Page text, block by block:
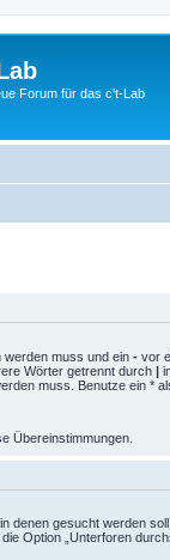
Forum für das c't-Lab
werden muss und ein - vor
Wörter getrennt durch |
muss. Benutze ein *
Übereinstimmungen.
denen gesucht werden
Option „Unterforen